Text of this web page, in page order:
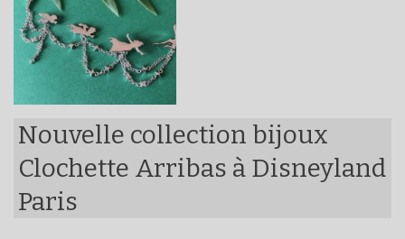
Nouvelle collection bijoux
Clochette Arribas à Disneyland
Paris